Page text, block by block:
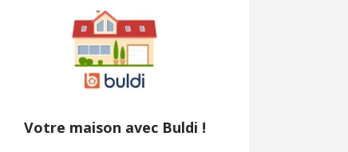
Votre maison avec Buldi !